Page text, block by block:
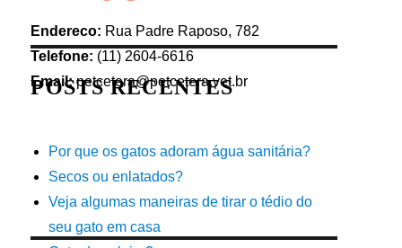
Endereco: Rua Padre Raposo, 782
Telefone: (11) 2604-6616
Email:petcetera@petcetera.vet.br
POSTS RECENTES
Por que os gatos adoram água sanitária?
Secos ou enlatados?
Veja algumas maneiras de tirar o tédio do
seu gato em casa